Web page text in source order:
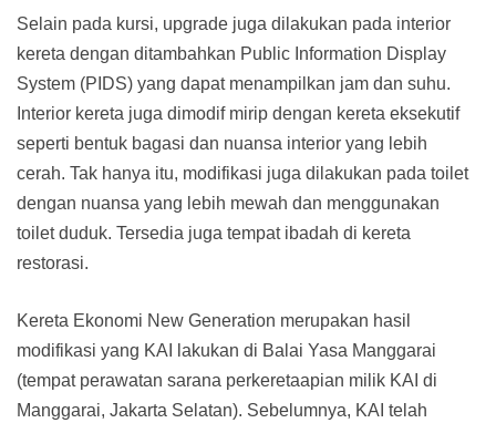
Selain pada kursi, upgrade juga dilakukan pada interior
kereta dengan ditambahkan Public Information Display
System (PIDS) yang dapat menampilkan jam dan suhu.
Interior kereta juga dimodif mirip dengan kereta eksekutif
seperti bentuk bagasi dan nuansa interior yang lebih
cerah. Tak hanya itu, modifikasi juga dilakukan pada toilet
dengan nuansa yang lebih mewah dan menggunakan
toilet duduk. Tersedia juga tempat ibadah di kereta
restorasi.
Kereta Ekonomi New Generation merupakan hasil
modifikasi yang KAI lakukan di Balai Yasa Manggarai
(tempat perawatan sarana perkeretaapian milik KAI di
Manggarai, Jakarta Selatan). Sebelumnya, KAI telah